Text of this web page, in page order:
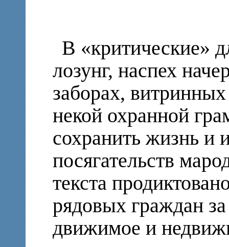
В «критические»
лозунг, наспех
заборах,
некой охранной
сохранить жизнь и
посягательств
текста
рядовых граждан
движимое и